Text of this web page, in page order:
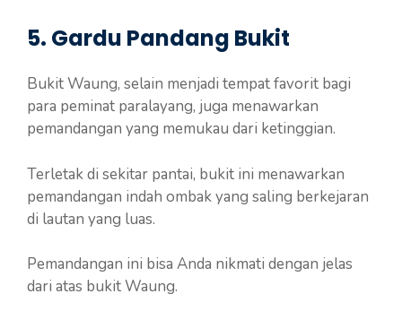
5. Gardu Pandang Bukit
Bukit Waung, selain menjadi tempat favorit bagi
para peminat paralayang, juga menawarkan
pemandangan yang memukau dari ketinggian.
Terletak di sekitar pantai, bukit ini menawarkan
pemandangan indah ombak yang saling berkejaran
di lautan yang luas.
Pemandangan ini bisa Anda nikmati dengan jelas
dari atas bukit Waung.